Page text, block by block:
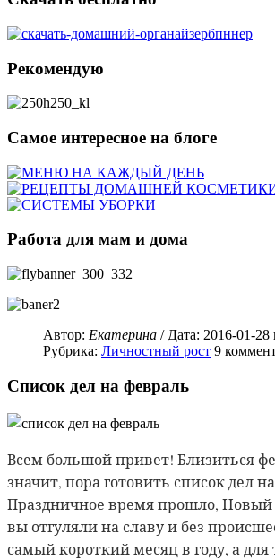
Рекомендую
Самое интересное на блоге
Работа для мам и дома
Автор: Екатерина / Дата: 2016-01-28
Рубрика: Личностный рост 9
Список дел на февраль
Всем большой привет! Близиться
значит, пора готовить список дел
Праздничное время прошло, Новый
вы отгуляли на славу и без
самый короткий месяц в году, а для